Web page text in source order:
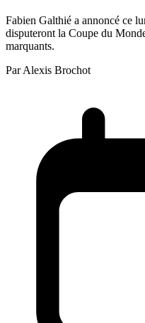
Fabien Galthié a annoncé ce
disputeront la Coupe du
marquants.
Par Alexis Brochot